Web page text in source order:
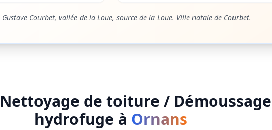
Courbet, vallée de la Loue, source de la Loue. Ville natale de Courbet.
Nettoyage de toiture /
hydrofuge à Ornans